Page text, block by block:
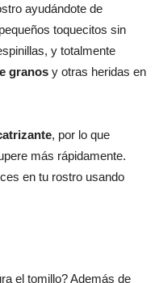
ayudándote de
toquecitos sin
y totalmente
granos y otras heridas en
, por lo que
más rápidamente.
en tu rostro usando
el tomillo? Además de